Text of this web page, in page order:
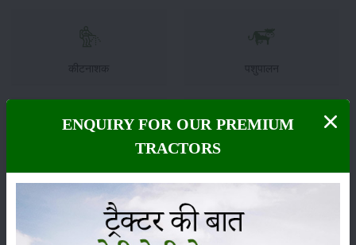
कीटनाशक पशुपालन
ENQUIRY FOR OUR PREMIUM
TRACTORS